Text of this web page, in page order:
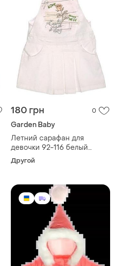
180 грн 0
Garden Baby
Летний сарафан для
девочки 92-116 белый
garden baby 116
Другой